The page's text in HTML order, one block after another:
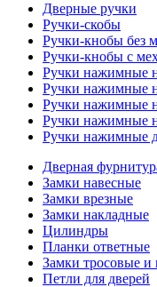
Дверные ручки
Ручки-скобы
Ручки-кнобы без
Ручки-кнобы с
Ручки нажимные
Ручки нажимные
Ручки нажимные
Ручки нажимные
Ручки нажимные
Дверная
Замки навесные
Замки врезные
Замки накладные
Цилиндры
Планки ответные
Замки тросовые и
Петли для дверей